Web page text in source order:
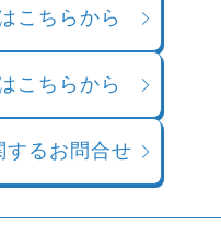
こちらから
こちらから
するお問合せ